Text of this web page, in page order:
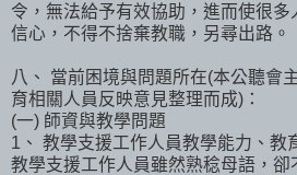
令，無法給予有效協助，進而使很多
信心，不得不捨棄教職，另尋出路。
八、 當前困境與問題所在(本公聽會
育相關人員反映意見整理而成)：
(一) 師資與教學問題
1、 教學支援工作人員教學能力、教
教學支援工作人員雖然熟稔母語，卻